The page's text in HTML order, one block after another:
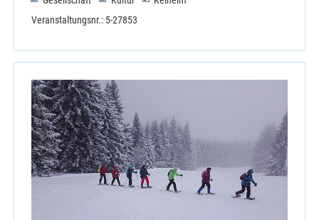
Veranstaltungsnr.: 5-27853